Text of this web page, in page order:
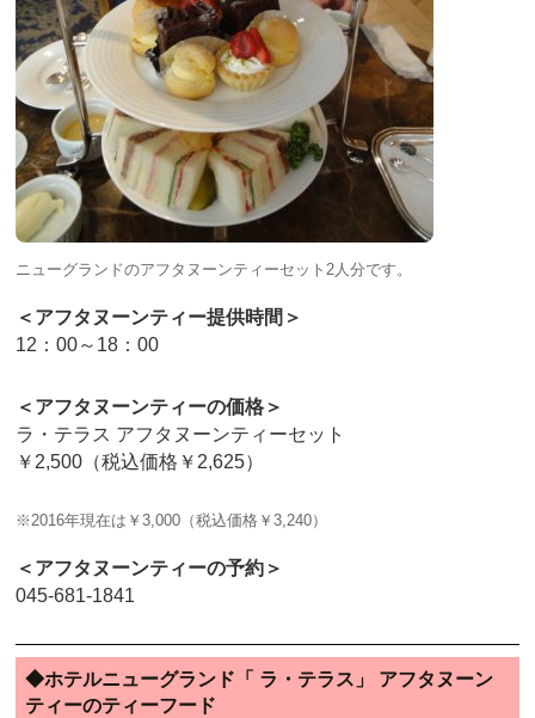
ニューグランドのアフタヌーンティーセット2人分です。
＜アフタヌーンティー提供時間＞
12：00～18：00
＜アフタヌーンティーの価格＞
ラ・テラス アフタヌーンティーセット
￥2,500（税込価格￥2,625）
※2016年現在は￥3,000（税込価格￥3,240）
＜アフタヌーンティーの予約＞
045-681-1841
◆ホテルニューグランド「 ラ・テラス」 アフタヌーン
ティーのティーフード